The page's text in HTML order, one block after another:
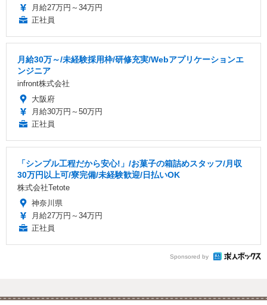
月給27万円～34万円
正社員
月給30万～/未経験採用枠/研修充実/Webアプリケーションエ
ンジニア
infront株式会社
大阪府
月給30万円～50万円
正社員
「シンプル工程だから安心!」/お菓子の箱詰めスタッフ/月収
30万円以上可/寮完備/未経験歓迎/日払いOK
株式会社Tetote
神奈川県
月給27万円～34万円
正社員
Sponsored by